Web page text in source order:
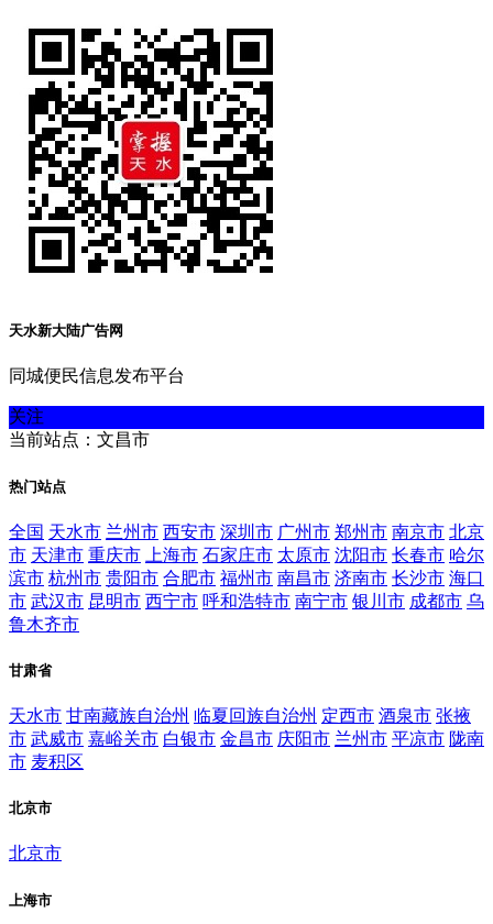
天水新大陆广告网
同城便民信息发布平台
关注
当前站点：文昌市
热门站点
全国 天水市 兰州市 西安市 深圳市 广州市 郑州市 南京市 北京
市 天津市 重庆市 上海市 石家庄市 太原市 沈阳市 长春市 哈尔
滨市 杭州市 贵阳市 合肥市 福州市 南昌市 济南市 长沙市 海口
市 武汉市 昆明市 西宁市 呼和浩特市 南宁市 银川市 成都市 乌
鲁木齐市
甘肃省
天水市 甘南藏族自治州 临夏回族自治州 定西市 酒泉市 张掖
市 武威市 嘉峪关市 白银市 金昌市 庆阳市 兰州市 平凉市 陇南
市 麦积区
北京市
北京市
上海市